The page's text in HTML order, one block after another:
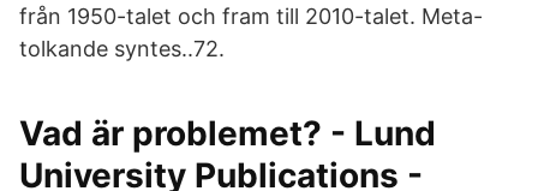
från 1950-talet och fram till 2010-talet. Meta-
tolkande syntes..72.
Vad är problemet? - Lund
University Publications -